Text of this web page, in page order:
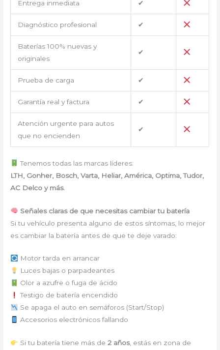
Entrega inmediata ✔
Diagnóstico profesional ✔
Baterías 100% nuevas y
originales
✔
Prueba de carga ✔
Garantía real y factura ✔
Atención urgente para autos
que no encienden
✔
Tenemos todas las marcas líderes:
LTH, Gonher, Bosch, Varta, Heliar, América, Optima, Tudor,
AC Delco y más.
Señales claras de que necesitas cambiar tu batería
Si tu vehículo presenta alguno de estos síntomas, lo mejor
es cambiar la batería antes de que te deje varado:
Motor tarda en arrancar
Luces bajas o parpadeantes
Olor a azufre o fuga de ácido
Testigo de batería encendido
Se apaga el auto en semáforos (Start/Stop)
Accesorios electrónicos fallando
Si tu batería tiene más de 2 años, estás en zona de